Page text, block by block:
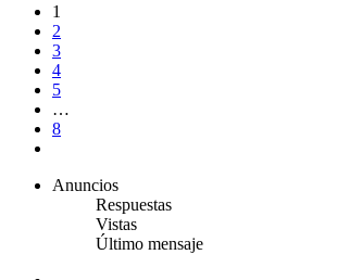
8
1
2
3
4
5
…
8
Anuncios
Respuestas
Vistas
Último mensaje